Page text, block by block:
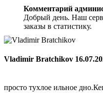
Комментарий
Добрый день. Наш
заказы в статистику.
Vladimir Bratchikov
просто тухлое ильное